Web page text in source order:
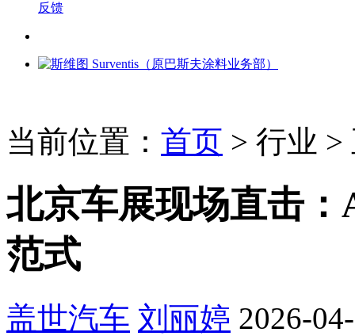
反馈
当前位置： 首页 > 行业 >
北京车展现场直击
范式
盖世汽车 刘丽婷 2026-